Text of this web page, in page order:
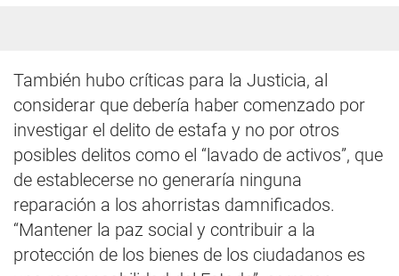
También hubo críticas para la Justicia, al
considerar que debería haber comenzado por
investigar el delito de estafa y no por otros
posibles delitos como el “lavado de activos”, que
de establecerse no generaría ninguna
reparación a los ahorristas damnificados.
“Mantener la paz social y contribuir a la
protección de los bienes de los ciudadanos es